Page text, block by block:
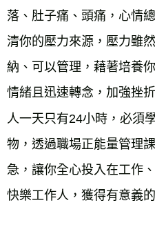
落、肚子痛、頭痛，心情
清你的壓力來源，壓力雖
納、可以管理，藉著培養
情緒且迅速轉念，加強挫
人一天只有24小時，必須
物，透過職場正能量管理
急，讓你全心投入在工作
快樂工作人，獲得有意義的